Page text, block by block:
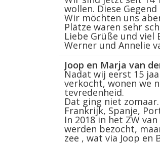
wollen. Diese
Wir möchten uns
Plätze waren sehr
Liebe Grüße und viel
Werner und Annelie
Joop en Marja van
Nadat wij eerst 15
verkocht, wonen we
tevredenheid.
Dat ging niet
Frankrijk, Spanje,
In 2018 in het ZW
werden bezocht,
zee , wat via Joop en